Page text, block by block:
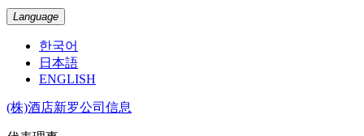
Language
한국어
日本語
ENGLISH
(株)酒店新罗公司信息